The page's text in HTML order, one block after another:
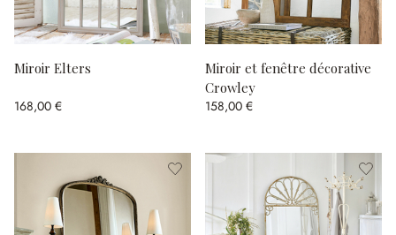
Miroir Elters
168,00 €
Miroir et fenêtre décorative
Crowley
158,00 €